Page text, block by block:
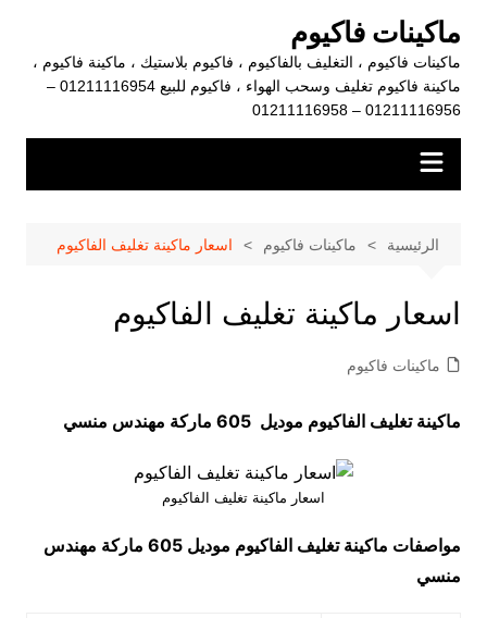
المحتوى
ماكينات فاكيوم
ماكينات فاكيوم ، التغليف بالفاكيوم ، فاكيوم بلاستيك ، ماكينة فاكيوم ،
ماكينة فاكيوم تغليف وسحب الهواء ، فاكيوم للبيع 01211116954 –
01211116956 – 01211116958
الرئيسية ماكينات فاكيوم اسعار ماكينة تغليف الفاكيوم
اسعار ماكينة تغليف الفاكيوم
ماكينات فاكيوم
ماكينة تغليف الفاكيوم موديل 605 ماركة مهندس منسي
اسعار ماكينة تغليف الفاكيوم
مواصفات ماكينة تغليف الفاكيوم
موديل 605 ماركة مهندس
منسي